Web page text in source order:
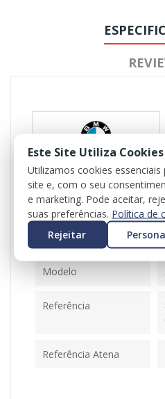
Referência 102097, 103426
Disponível 2 Itens
Ficha Informativa
Modelo
Referência
Referência Atena
Este Site Utiliza Cookies
Utilizamos cookies
site e, com o seu
e marketing. Pode aceitar,
suas preferências. Política de
Rejeitar